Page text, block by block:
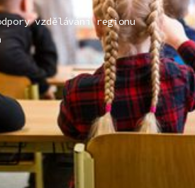
vzdělávání regionu